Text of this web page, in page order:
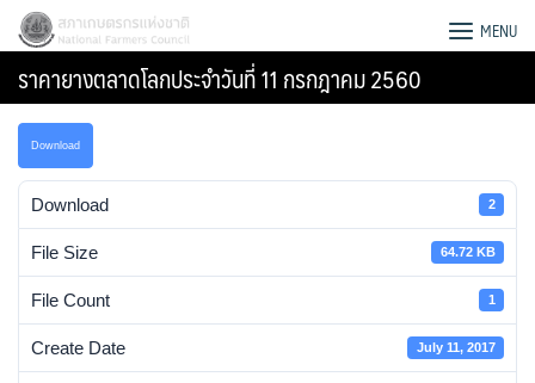
Skip
content
สภาเกษตรกรแห่งชาติ MENU
ราคายางตลาดโลกประจําวันที่ 11 กรกฎาคม 2560
Download
Download 2
File Size 64.72 KB
File Count 1
Create Date July 11, 2017